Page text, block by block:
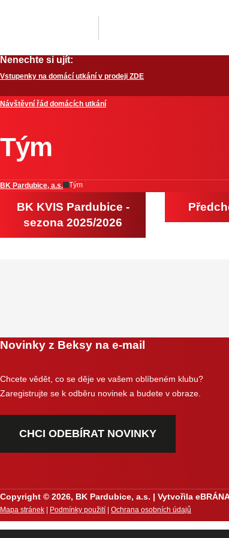
Nenechte si ujít:
Vstupenky na domácí utkání v prodeji ZDE
Návštěvní řád domácích utkání
Tým
BK Pardubice, a.s. Tým
BK KVIS Pardubice -
sezona 2025/2026
Novinky z Beksy na e-mail
Chcete vědět, co se děje ve vašem oblíbeném klubu?
Zaregistrujte se k odběru novinek a budete v obraze.
CHCI ODEBÍRAT NOVINKY
Copyright © 2026, BK Pardubice, a.s. | Vytvořila
Mapa stránek Podmínky použití Ochrana osobních údajů